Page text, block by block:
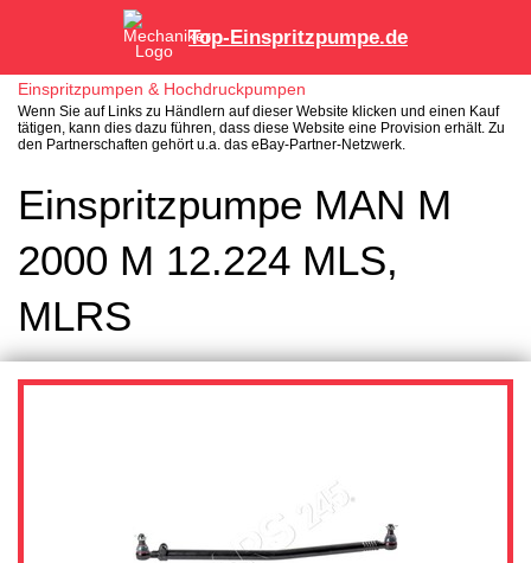
Top-Einspritzpumpe.de
Einspritzpumpen & Hochdruckpumpen
Wenn Sie auf Links zu Händlern auf dieser Website klicken und einen Kauf
tätigen, kann dies dazu führen, dass diese Website eine Provision erhält. Zu
den Partnerschaften gehört u.a. das eBay-Partner-Netzwerk.
Einspritzpumpe MAN M
2000 M 12.224 MLS,
MLRS